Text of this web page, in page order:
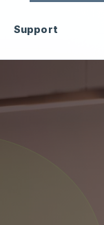
Support